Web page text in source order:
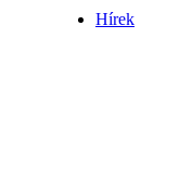
Hírek